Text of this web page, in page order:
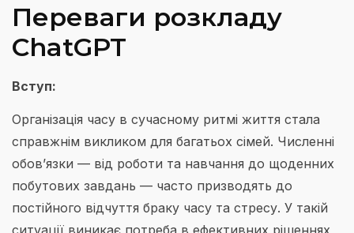
Переваги розкладу
ChatGPT
Вступ:
Організація часу в сучасному ритмі життя стала
справжнім викликом для багатьох сімей. Численні
обов’язки — від роботи та навчання до щоденних
побутових завдань — часто призводять до
постійного відчуття браку часу та стресу. У такій
ситуації виникає потреба в ефективних рішеннях,